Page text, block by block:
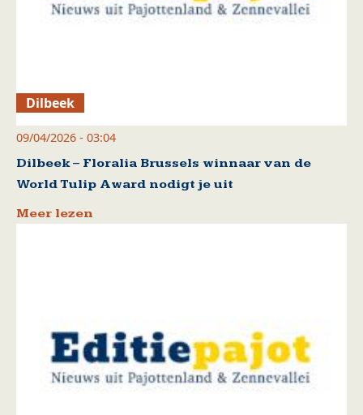
Dilbeek
09/04/2026 - 03:04
Dilbeek – Floralia Brussels winnaar van de
World Tulip Award nodigt je uit
Meer lezen